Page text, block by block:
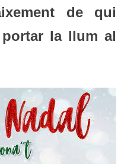
de qui
la llum al